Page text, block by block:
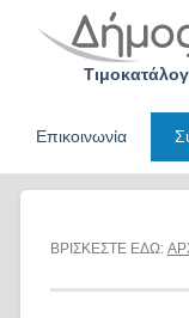
Επικοινωνία
ΒΡΙΣΚΕΣΤΕ ΕΔΩ: